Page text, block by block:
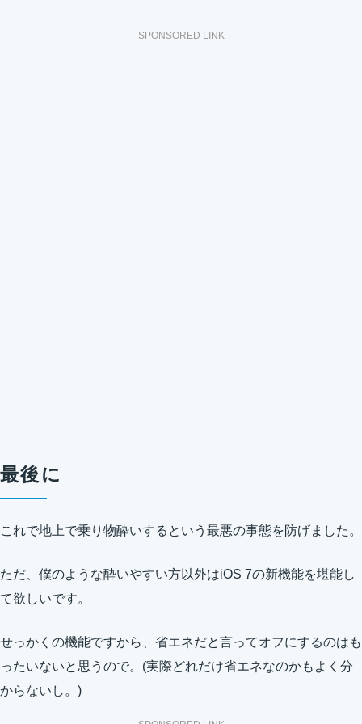
SPONSORED LINK
最後に
これで地上で乗り物酔いするという最悪の事態を防げました。
ただ、僕のような酔いやすい方以外はiOS 7の新機能を堪能し
て欲しいです。
せっかくの機能ですから、省エネだと言ってオフにするのはも
ったいないと思うので。(実際どれだけ省エネなのかもよく分
からないし。)